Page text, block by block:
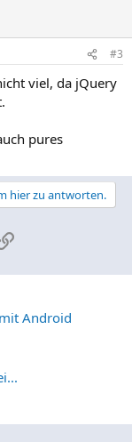
#3
viel, da jQuery
pures
hier zu antworten.
Link
Android